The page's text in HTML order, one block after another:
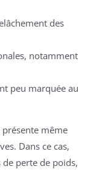
des
notamment
peu marquée au
présente même
Dans ce cas,
perte de poids,